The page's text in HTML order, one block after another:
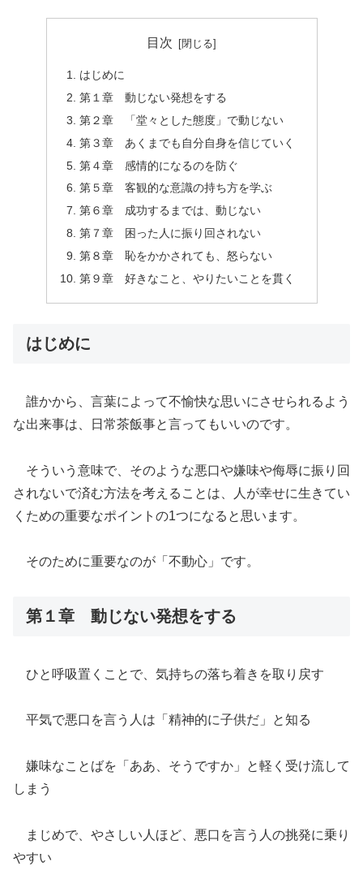
目次
はじめに
第１章 動じない発想をする
第２章 「堂々とした態度」で動じない
第３章 あくまでも自分自身を信じていく
第４章 感情的になるのを防ぐ
第５章 客観的な意識の持ち方を学ぶ
第６章 成功するまでは、動じない
第７章 困った人に振り回されない
第８章 恥をかかされても、怒らない
第９章 好きなこと、やりたいことを貫く
はじめに
誰かから、言葉によって不愉快な思いにさせられるよう
な出来事は、日常茶飯事と言ってもいいのです。
そういう意味で、そのような悪口や嫌味や侮辱に振り回
されないで済む方法を考えることは、人が幸せに生きてい
くための重要なポイントの1つになると思います。
そのために重要なのが「不動心」です。
第１章 動じない発想をする
ひと呼吸置くことで、気持ちの落ち着きを取り戻す
平気で悪口を言う人は「精神的に子供だ」と知る
嫌味なことばを「ああ、そうですか」と軽く受け流して
しまう
まじめで、やさしい人ほど、悪口を言う人の挑発に乗り
やすい